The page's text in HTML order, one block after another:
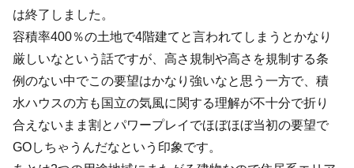
は終了しました。
容積率400％の土地で4階建てと言われてしまうとかなり
厳しいなという話ですが、高さ規制や高さを規制する条
例のない中でこの要望はかなり強いなと思う一方で、積
水ハウスの方も国立の気風に関する理解が不十分で折り
合えないまま割とパワープレイでほぼほぼ当初の要望で
GOしちゃうんだなという印象です。